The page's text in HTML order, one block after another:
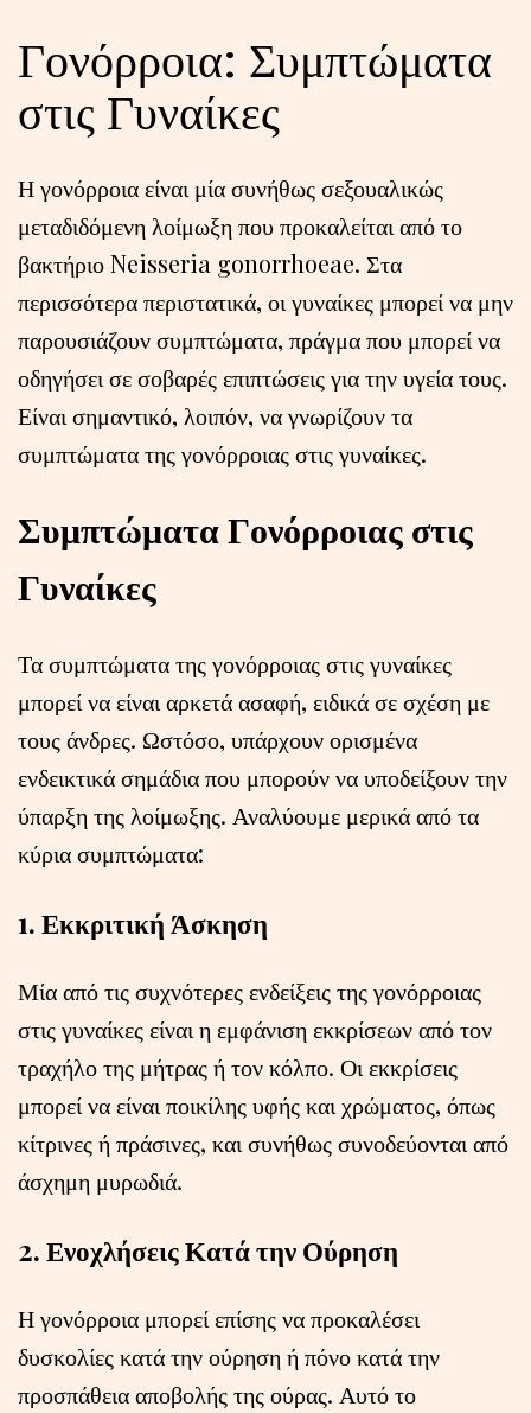
Γονόρροια: Συμπτώματα
στις Γυναίκες
Η γονόρροια είναι μία συνήθως σεξουαλικώς
μεταδιδόμενη λοίμωξη που προκαλείται από το
βακτήριο Neisseria gonorrhoeae. Στα
περισσότερα περιστατικά, οι γυναίκες μπορεί να μην
παρουσιάζουν συμπτώματα, πράγμα που μπορεί να
οδηγήσει σε σοβαρές επιπτώσεις για την υγεία τους.
Είναι σημαντικό, λοιπόν, να γνωρίζουν τα
συμπτώματα της γονόρροιας στις γυναίκες.
Συμπτώματα Γονόρροιας στις
Γυναίκες
Τα συμπτώματα της γονόρροιας στις γυναίκες
μπορεί να είναι αρκετά ασαφή, ειδικά σε σχέση με
τους άνδρες. Ωστόσο, υπάρχουν ορισμένα
ενδεικτικά σημάδια που μπορούν να υποδείξουν την
ύπαρξη της λοίμωξης. Αναλύουμε μερικά από τα
κύρια συμπτώματα:
1. Εκκριτική Άσκηση
Μία από τις συχνότερες ενδείξεις της γονόρροιας
στις γυναίκες είναι η εμφάνιση εκκρίσεων από τον
τραχήλο της μήτρας ή τον κόλπο. Οι εκκρίσεις
μπορεί να είναι ποικίλης υφής και χρώματος, όπως
κίτρινες ή πράσινες, και συνήθως συνοδεύονται από
άσχημη μυρωδιά.
2. Ενοχλήσεις Κατά την Ούρηση
Η γονόρροια μπορεί επίσης να προκαλέσει
δυσκολίες κατά την ούρηση ή πόνο κατά την
προσπάθεια αποβολής της ούρας. Αυτό το